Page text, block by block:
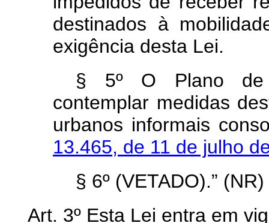
destinados à
exigência desta Lei.
§ 5º O Plano de
contemplar medidas
urbanos informais
13.465, de 11 de julho
§ 6º (VETADO).” (NR)
Art. 3º Esta Lei entra em